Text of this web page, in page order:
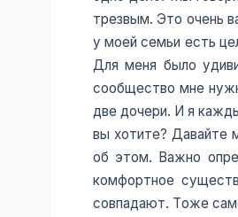
трезвым. Это очень
у моей семьи есть
Для меня было
сообщество мне
две дочери. И я
вы хотите? Давайте
об этом. Важно
комфортное
совпадают. Тоже